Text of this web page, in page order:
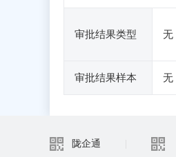
审批结果类型 无
审批结果样本 无
陇企通